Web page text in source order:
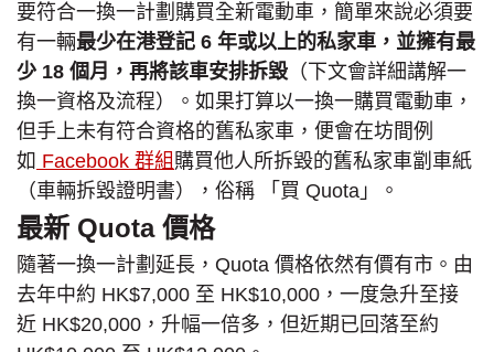
要符合一換一計劃購買全新電動車，簡單來說必須要
有一輛最少在港登記 6 年或以上的私家車，並擁有最
少 18 個月，再將該車安排拆毀 （下文會詳細講解一
換一資格及流程）。如果打算以一換一購買電動車，
但手上未有符合資格的舊私家車，便會在坊間例
如 Facebook 群組 購買他人所拆毀的舊私家車劏車紙
（車輛拆毀證明書），俗稱 「買 Quota」。
最新 Quota 價格
隨著一換一計劃延長，Quota 價格依然有價有市。由
去年中約 HK$7,000 至 HK$10,000，一度急升至接
近 HK$20,000，升幅一倍多，但近期已回落至約